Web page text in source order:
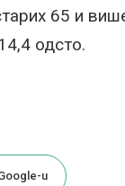
65 и
одсто.
u